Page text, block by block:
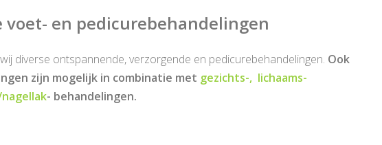
voet- en pedicurebehandelingen
diverse ontspannende, verzorgende en pedicurebehandelingen. Ook
zijn mogelijk in combinatie met gezichts-, lichaams-
- behandelingen.